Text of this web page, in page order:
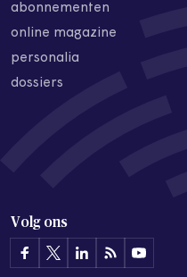
abonnementen
online magazine
personalia
dossiers
Volg ons